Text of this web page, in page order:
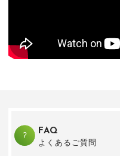
FAQ
よくあるご質問